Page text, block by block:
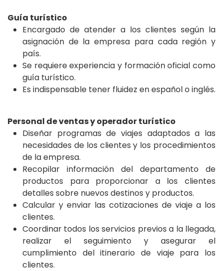
Guía turístico
Encargado de atender a los clientes según la
asignación de la empresa para cada región y
país.
Se requiere experiencia y formación oficial como
guía turístico.
Es indispensable tener fluidez en español o inglés.
Personal de ventas y operador turístico
Diseñar programas de viajes adaptados a las
necesidades de los clientes y los procedimientos
de la empresa.
Recopilar información del departamento de
productos para proporcionar a los clientes
detalles sobre nuevos destinos y productos.
Calcular y enviar las cotizaciones de viaje a los
clientes.
Coordinar todos los servicios previos a la llegada,
realizar el seguimiento y asegurar el
cumplimiento del itinerario de viaje para los
clientes.